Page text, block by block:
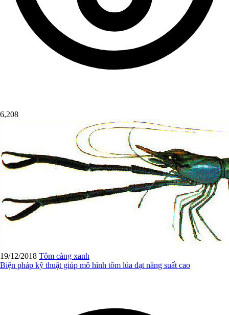
6,208
19/12/2018 Tôm càng xanh
Biện pháp kỹ thuật giúp mô hình tôm lúa đạt năng suất cao